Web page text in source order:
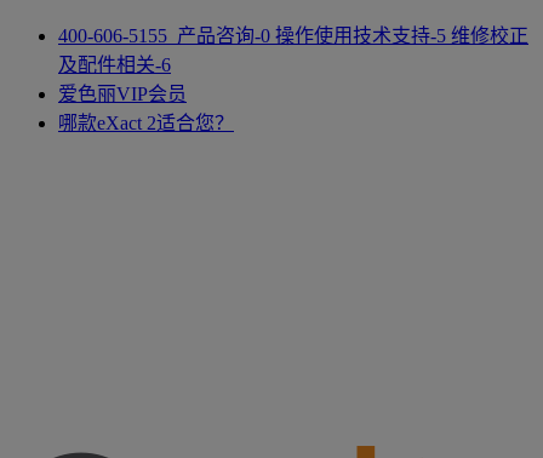
400-606-5155 产品咨询-0 操作使用技术支持-5 维修校正
及配件相关-6
爱色丽VIP会员
哪款eXact 2适合您？